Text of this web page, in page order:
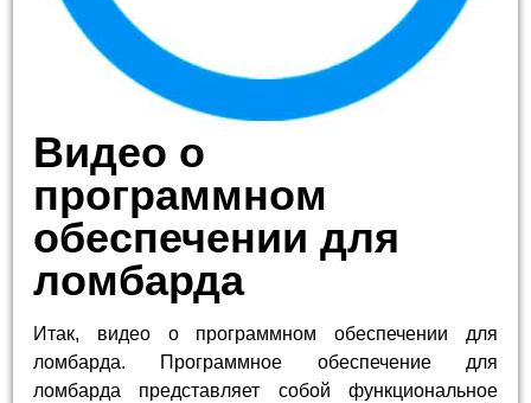
Видео о
программном
обеспечении для
ломбарда
Итак, видео о программном обеспечении для
ломбарда. Программное обеспечение для
ломбарда представляет собой функциональное